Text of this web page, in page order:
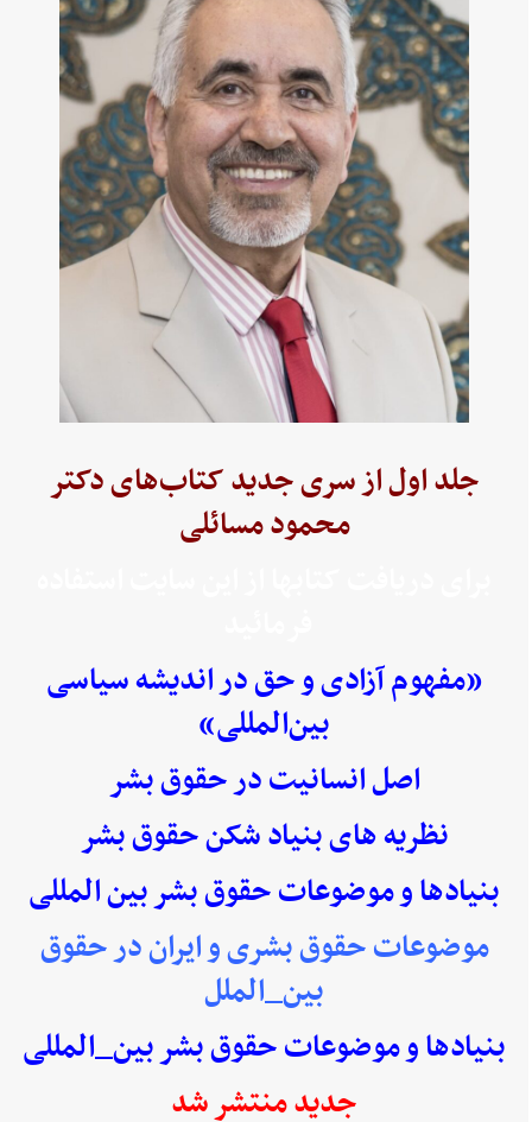
جلد اول از سری جدید کتاب‌های دکتر
محمود مسائلی
«مفهوم آزادی و حق در اندیشه سیاسی
بین‌المللی»
اصل انسانیت در حقوق بشر
نظریه های بنیاد شکن حقوق بشر
بنیادها و موضوعات حقوق بشر بین المللی
موضوعات حقوق بشری و ایران در حقوق
بین_الملل
بنیادها و موضوعات حقوق بشر بین_المللی
جدید منتشر شد